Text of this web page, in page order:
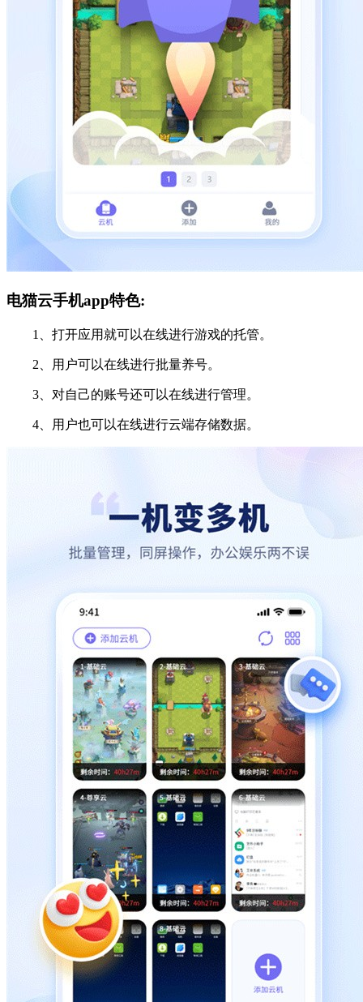
电猫云手机app特色:
1、打开应用就可以在线进行游戏的托管。
2、用户可以在线进行批量养号。
3、对自己的账号还可以在线进行管理。
4、用户也可以在线进行云端存储数据。